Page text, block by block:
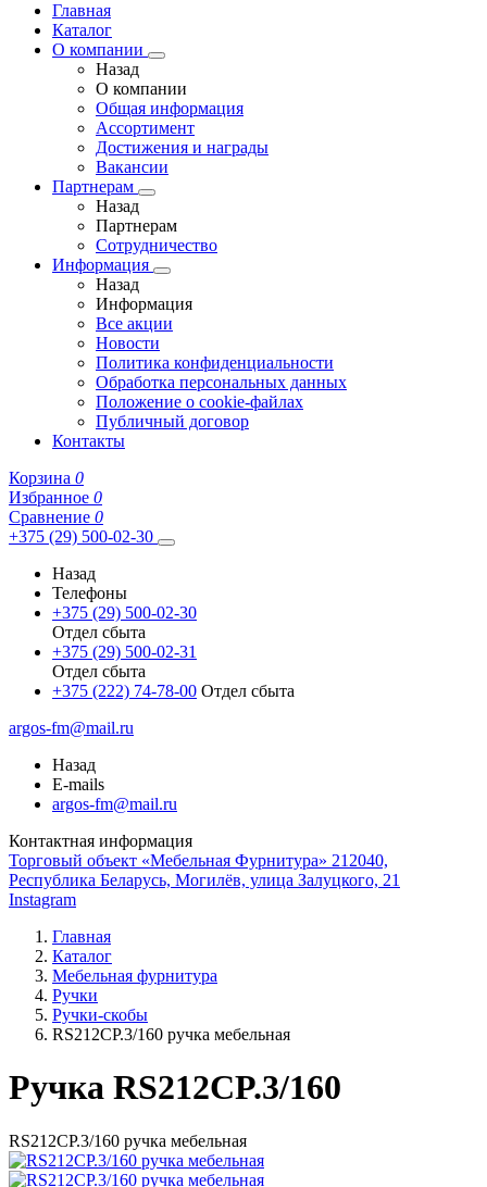
Главная
Каталог
О компании
Назад
О компании
Общая информация
Ассортимент
Достижения и награды
Вакансии
Партнерам
Назад
Партнерам
Сотрудничество
Информация
Назад
Информация
Все акции
Новости
Политика конфиденциальности
Обработка персональных данных
Положение о cookie-файлах
Публичный договор
Контакты
Корзина 0
Избранное 0
Сравнение 0
+375 (29) 500-02-30
Назад
Телефоны
+375 (29) 500-02-30
Отдел сбыта
+375 (29) 500-02-31
Отдел сбыта
+375 (222) 74-78-00 Отдел сбыта
argos-fm@mail.ru
Назад
E-mails
argos-fm@mail.ru
Контактная информация
Торговый объект «Мебельная Фурнитура» 212040,
Республика Беларусь, Могилёв, улица Залуцкого, 21
Instagram
Главная
Каталог
Мебельная фурнитура
Ручки
Ручки-скобы
RS212CP.3/160 ручка мебельная
Ручка RS212CP.3/160
RS212CP.3/160 ручка мебельная